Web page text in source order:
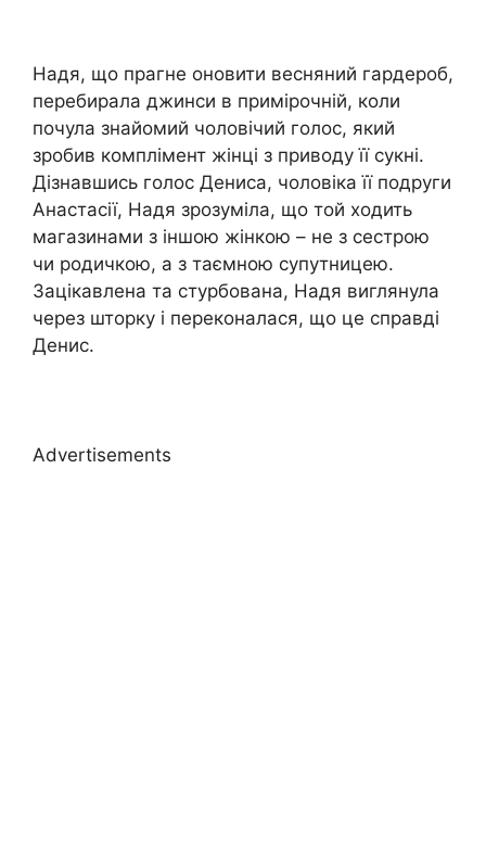
Надя, що прагне оновити весняний гардероб,
перебирала джинси в примірочній, коли
почула знайомий чоловічий голос, який
зробив комплімент жінці з приводу її сукні.
Дізнавшись голос Дениса, чоловіка її подруги
Анастасії, Надя зрозуміла, що той ходить
магазинами з іншою жінкою – не з сестрою
чи родичкою, а з таємною супутницею.
Зацікавлена та стурбована, Надя виглянула
через шторку і переконалася, що це справді
Денис.
Advertisements